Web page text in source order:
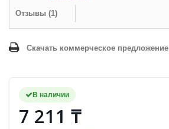
Отзывы (1)
Скачать коммерческое предложение
В наличии
7 211 ₸